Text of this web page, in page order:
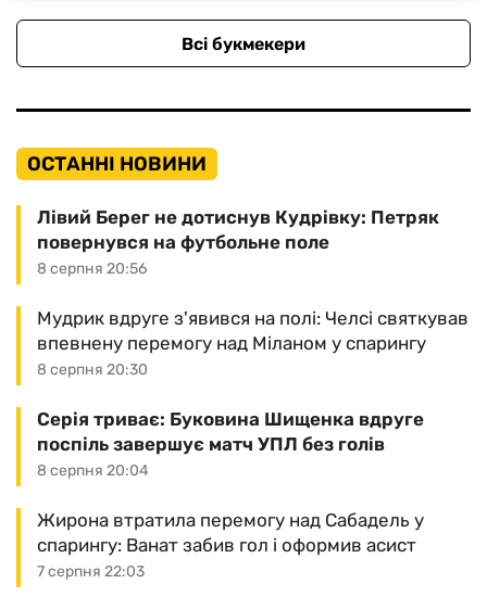
Всі букмекери
ОСТАННІ НОВИНИ
8 серпня 20:56
Лівий Берег не дотиснув Кудрівку: Петряк
повернувся на футбольне поле
8 серпня 20:30
Мудрик вдруге з'явився на полі: Челсі святкував
впевнену перемогу над Міланом у спарингу
8 серпня 20:04
Серія триває: Буковина Шищенка вдруге
поспіль завершує матч УПЛ без голів
7 серпня 22:03
Жирона втратила перемогу над Сабадель у
спарингу: Ванат забив гол і оформив асист